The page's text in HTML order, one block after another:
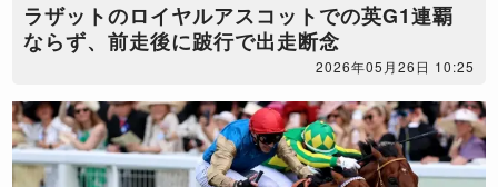
​ラザットのロイヤルアスコットでの英G1連覇
ならず、前走後に跛行で出走断念
2026年05月26日 10:25